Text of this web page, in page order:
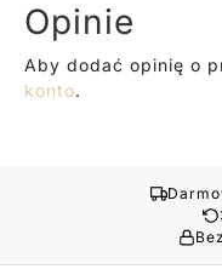
Opinie
Aby dodać opinię o
konto.